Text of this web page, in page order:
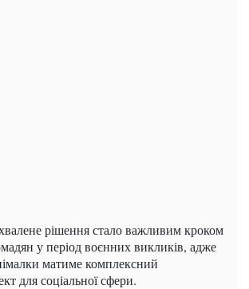
рішення стало важливим кроком
у період воєнних викликів, адже
матиме комплексний
для соціальної сфери.